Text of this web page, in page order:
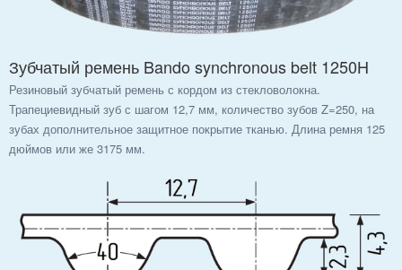
Зубчатый ремень Bando synchronous belt 1250H
Резиновый зубчатый ремень с кордом из стекловолокна.
Трапециевидный зуб с шагом 12,7 мм, количество зубов Z=250, на
зубах дополнительное защитное покрытие тканью. Длина ремня 125
дюймов или же 3175 мм.